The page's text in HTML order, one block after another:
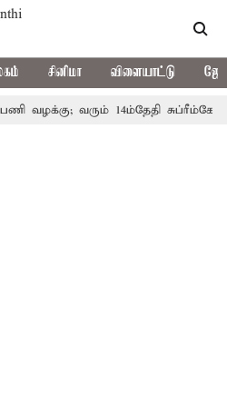
சினிமா விளையாட்டு
வரும் 14ம்தேதி சுப்ரீம்கோர்ட்டில்